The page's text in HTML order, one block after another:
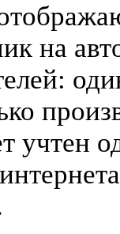
на
учтен